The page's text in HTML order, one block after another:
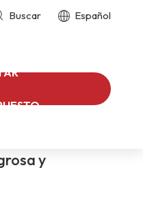
Buscar Español
De Celulosa
y